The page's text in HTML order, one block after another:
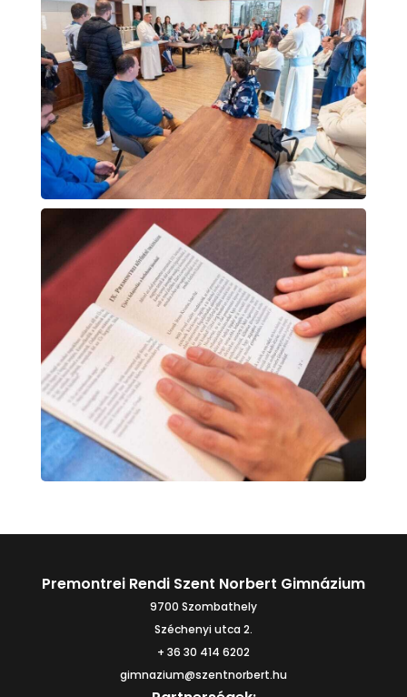
Premontrei Rendi Szent Norbert Gimnázium
9700 Szombathely
Széchenyi utca 2.
+ 36 30 414 6202
gimnazium@szentnorbert.hu